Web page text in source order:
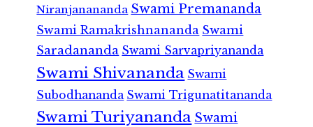
Niranjanananda Swami Premananda
Swami Ramakrishnananda Swami
Saradananda Swami Sarvapriyananda
Swami Shivananda Swami
Subodhananda Swami Trigunatitananda
Swami Turiyananda Swami